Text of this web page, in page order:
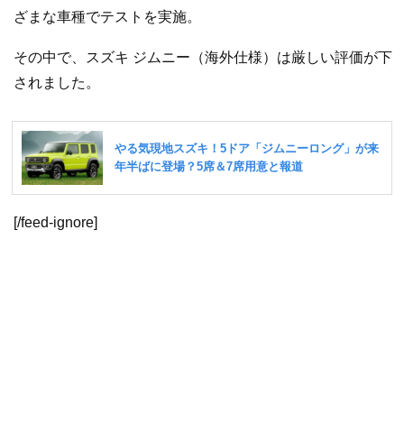
ざまな車種でテストを実施。
その中で、スズキ ジムニー（海外仕様）は厳しい評価が下
されました。
[/feed-ignore]